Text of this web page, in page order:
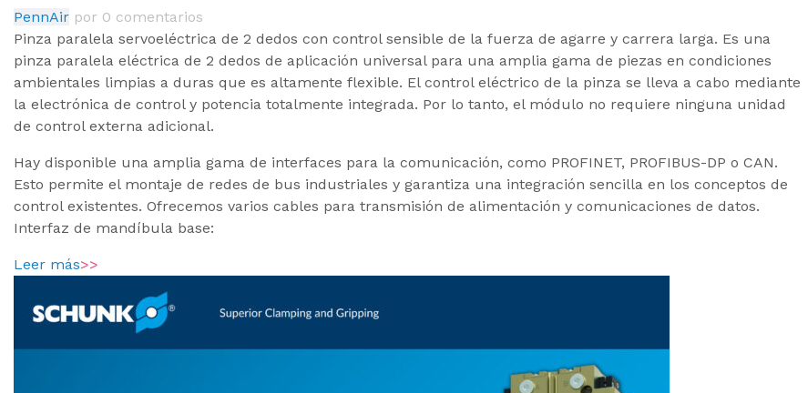
PennAir por 0 comentarios
Pinza paralela servoeléctrica de 2 dedos con control sensible de la fuerza de agarre y carrera larga. Es una
pinza paralela eléctrica de 2 dedos de aplicación universal para una amplia gama de piezas en condiciones
ambientales limpias a duras que es altamente flexible. El control eléctrico de la pinza se lleva a cabo mediante
la electrónica de control y potencia totalmente integrada. Por lo tanto, el módulo no requiere ninguna unidad
de control externa adicional.
Hay disponible una amplia gama de interfaces para la comunicación, como PROFINET, PROFIBUS-DP o CAN.
Esto permite el montaje de redes de bus industriales y garantiza una integración sencilla en los conceptos de
control existentes. Ofrecemos varios cables para transmisión de alimentación y comunicaciones de datos.
Interfaz de mandíbula base:
Leer más>>